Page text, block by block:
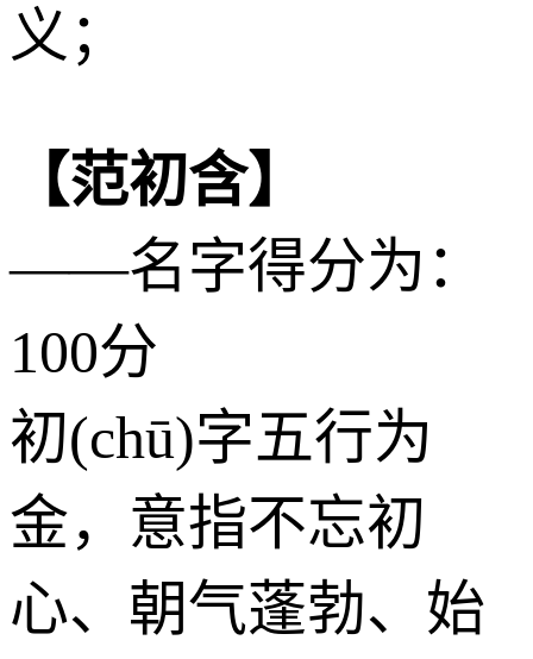
义；
【范初含】
——名字得分为：
100分
初(chū)字五行为
金，意指不忘初
心、朝气蓬勃、始